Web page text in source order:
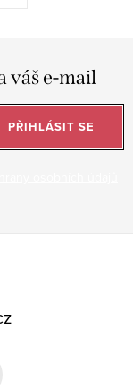
váš e-mail
PŘIHLÁSIT SE